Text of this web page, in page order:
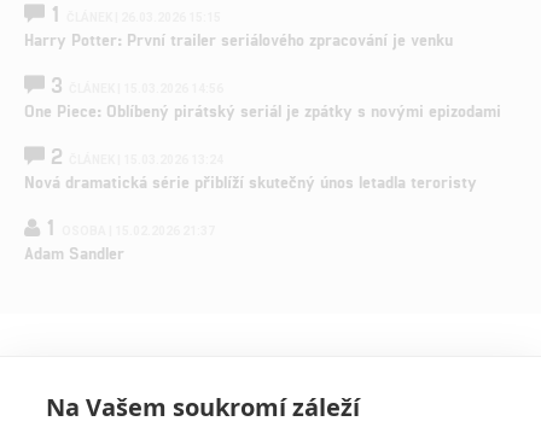
1
Harry Potter: První trailer seriálového zpracování je venku
3
One Piece: Oblíbený pirátský seriál je zpátky s novými epizodami
2
Nová dramatická série přiblíží skutečný únos letadla teroristy
1
Adam Sandler
Na Vašem soukromí záleží